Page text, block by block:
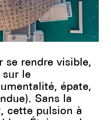
Facebook
se rendre visible,
le
épate,
Sans la
cette pulsion à